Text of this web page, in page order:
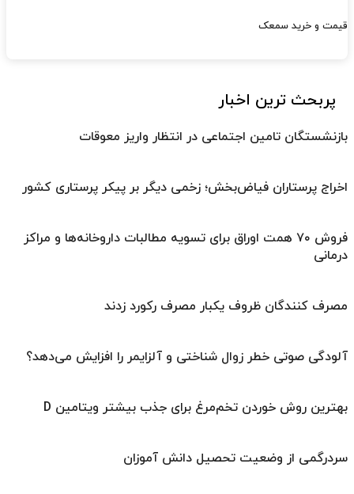
قیمت و خرید سمعک
پربحث ترین اخبار
بازنشستگان تامین اجتماعی در انتظار واریز معوقات
اخراج پرستاران فیاض‌بخش؛ زخمی دیگر بر پیکر پرستاری کشور
فروش ۷۰ همت اوراق برای تسویه مطالبات داروخانه‌ها و مراکز
درمانی
مصرف کنندگان ظروف یکبار مصرف رکورد زدند
آلودگی صوتی خطر زوال شناختی و آلزایمر را افزایش می‌دهد؟
بهترین روش خوردن تخم‌مرغ برای جذب بیشتر ویتامین D
سردرگمی از وضعیت تحصیل دانش آموزان